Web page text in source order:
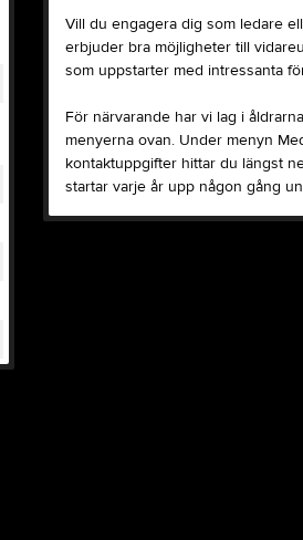
Vill du engagera dig som ledare
erbjuder bra möjligheter till
som uppstarter med intressanta
För närvarande har vi lag i
menyerna ovan. Under menyn
kontaktuppgifter hittar du längst
startar varje år upp någon gång